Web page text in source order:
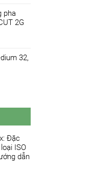
pha
2G
32,
Đặc
ISO
dẫn